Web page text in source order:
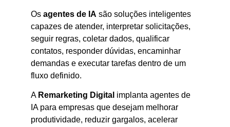
Os agentes de IA são soluções inteligentes
capazes de atender, interpretar solicitações,
seguir regras, coletar dados, qualificar
contatos, responder dúvidas, encaminhar
demandas e executar tarefas dentro de um
fluxo definido.
A Remarketing Digital implanta agentes de
IA para empresas que desejam melhorar
produtividade, reduzir gargalos, acelerar